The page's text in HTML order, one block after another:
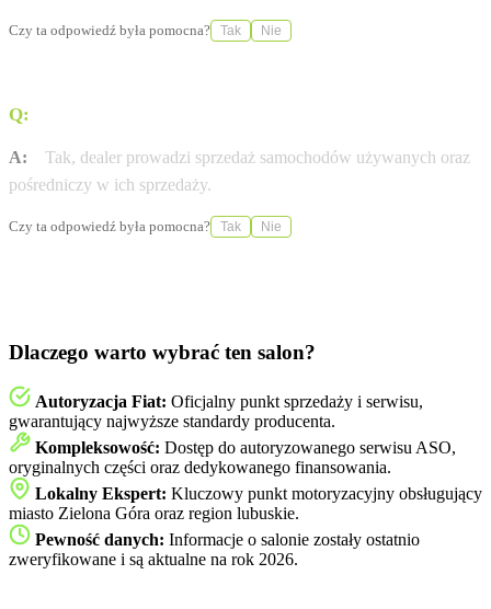
Czy ta odpowiedź była pomocna? Tak Nie
Q:
A:
Tak, dealer prowadzi sprzedaż samochodów używanych oraz
pośredniczy w ich sprzedaży.
Czy ta odpowiedź była pomocna? Tak Nie
Dlaczego warto wybrać ten salon?
Autoryzacja Fiat: Oficjalny punkt sprzedaży i serwisu,
gwarantujący najwyższe standardy producenta.
Kompleksowość: Dostęp do autoryzowanego serwisu ASO,
oryginalnych części oraz dedykowanego finansowania.
Lokalny Ekspert: Kluczowy punkt motoryzacyjny obsługujący
miasto Zielona Góra oraz region lubuskie.
Pewność danych: Informacje o salonie zostały ostatnio
zweryfikowane i są aktualne na rok 2026.